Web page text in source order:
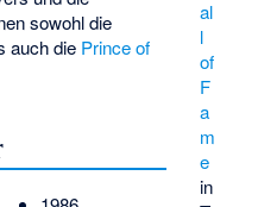
al
l
of
F
a
m
e
in
sowohl die
auch die Prince of